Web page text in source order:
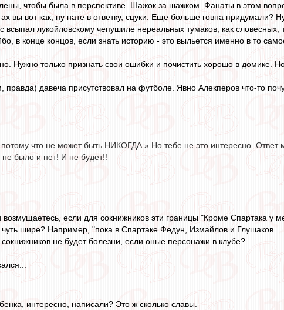
чтобы была в перспективе. Шажок за шажком. Фанаты в этом
вы вот как, ну нате в ответку, сцуки. Еще больше говна придумали?
всыпал лукойловскому чепушиле нереальных тумаков, как
в конце концов, если знать историю - это выльется именно в то
Нужно только признать свои ошибки и почистить хорошо в домике.
давеча присутствовал на футболе. Явно Алекперов что-то
что не может быть НИКОГДА.» Но тебе не это интересно. Ответ
было и нет! И не будет!!
если для сокнижников эти границы "Кроме Спартака у
шире? Например, "пока в Спартаке Федун, Измайлов и
не будет болезни, если оные персонажи в клубе?
интересно, написали? Это ж сколько славы.